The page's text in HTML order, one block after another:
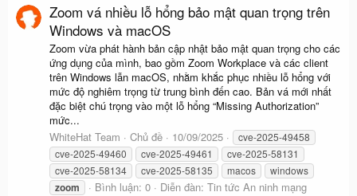
Zoom vá nhiều lỗ hổng bảo mật quan trọng trên
Windows và macOS
Zoom vừa phát hành bản cập nhật bảo mật quan trọng cho các
ứng dụng của mình, bao gồm Zoom Workplace và các client
trên Windows lẫn macOS, nhằm khắc phục nhiều lỗ hổng với
mức độ nghiêm trọng từ trung bình đến cao. Bản vá mới nhất
đặc biệt chú trọng vào một lỗ hổng “Missing Authorization”
mức...
WhiteHat Team
Chủ đề 10/09/2025
cve-2025-49458
cve-2025-49460
cve-2025-49461
cve-2025-58131
cve-2025-58134
cve-2025-58135 macos windows
zoom Bình luận: 0 Diễn đàn: Tin tức An ninh mạng